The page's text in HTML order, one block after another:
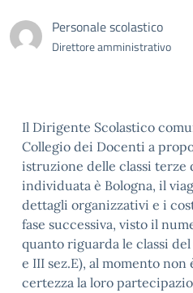
Personale scolastico
Direttore amministrativo
Il Dirigente Scolastico
Collegio dei Docenti a
istruzione delle classi terze
individuata è Bologna, il
dettagli organizzativi e i
fase successiva, visto il
quanto riguarda le classi
e III sez.E), al momento
certezza la loro